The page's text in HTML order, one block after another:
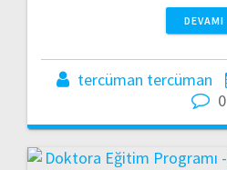
DEVAMI
tercüman tercüman
0